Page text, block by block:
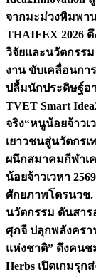
จากมะม่วงหิมพา
THAIFEX 2026
วิจัยและนวัตกรร
งาน ขับเคลื่อนก
ปลื้มนักประดิษฐ์อ
TVET Smart
จริง“หนูน้อยจ้าวเ
เยาวชนสู่นวัตกร
ผนึกสมาคมกีฬาเ
น้อยจ้าวเวหา
ศักยภาพโดรนวช.
นวัตกรรม ดันสา
ศุภจี ปลุกพลังครา
แห่งชาติ” ดึงคนช
Herbs เปิดเกมรุก